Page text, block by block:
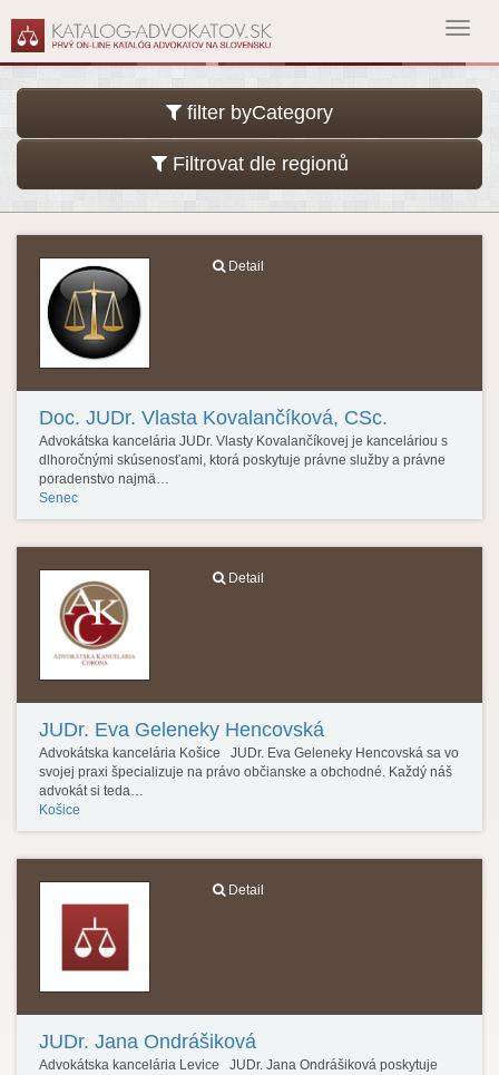
filter byCategory
Filtrovat dle regionů
Detail
Doc. JUDr. Vlasta Kovalančíková, CSc.
Advokátska kancelária JUDr. Vlasty Kovalančíkovej je kanceláriou s
dlhoročnými skúsenosťami, ktorá poskytuje právne služby a právne
poradenstvo najmä…
Senec
Detail
JUDr. Eva Geleneky Hencovská
Advokátska kancelária Košice JUDr. Eva Geleneky Hencovská sa vo
svojej praxi špecializuje na právo občianske a obchodné. Každý náš
advokát si teda…
Košice
Detail
JUDr. Jana Ondrášiková
Advokátska kancelária Levice JUDr. Jana Ondrášiková poskytuje